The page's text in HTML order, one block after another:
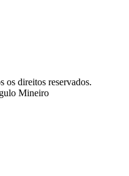
os direitos reservados.
Mineiro